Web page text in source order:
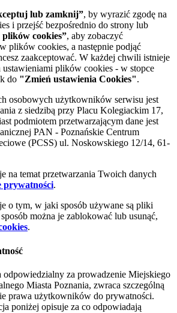
lub zamknij”, by wyrazić zgodę na
i przejść bezpośrednio do strony lub
cookies”, aby zobaczyć
plików cookies, a następnie podjąć
zaakceptować. W każdej chwili istnieje
ustawieniami plików cookies - w stopce
do "Zmień ustawienia Cookies".
osobowych użytkowników serwisu jest
z siedzibą przy Placu Kolegiackim 17,
podmiotem przetwarzającym dane jest
PAN - Poznańskie Centrum
(PCSS) ul. Noskowskiego 12/14, 61-
na temat przetwarzania Twoich danych
prywatności.
o tym, w jaki sposób używane są pliki
można je zablokować lub usunąć,
.
odpowiedzialny za prowadzenie Miejskiego
Miasta Poznania, zwraca szczególną
prawa użytkowników do prywatności.
poniżej opisuje za co odpowiadają